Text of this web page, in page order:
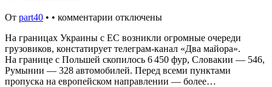
От part40 • • комментарии отключены
На границах Украины с ЕС возникли огромные очереди
грузовиков, констатирует телеграм-канал «Два майора».
На границе с Польшей скопилось 6 450 фур, Словакии — 546,
Румынии — 328 автомобилей. Перед всеми пунктами
пропуска на европейском направлении — более…